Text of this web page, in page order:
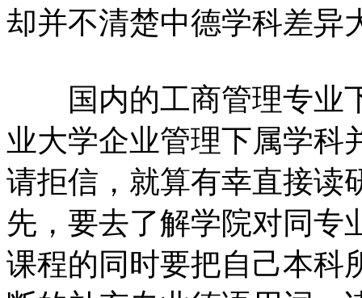
却并不清楚中德学科差异
国内的工商管理专业
业大学企业管理下属学科
请拒信，就算有幸直接读
先，要去了解学院对同专
课程的同时要把自己本科